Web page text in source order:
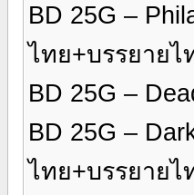
BD 25G –
ไทย+บรรยายไ
BD 25G –
BD 25G –
ไทย+บรรยายไ